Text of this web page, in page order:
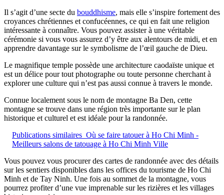
Il s’agit d’une secte du bouddhisme, mais elle s’inspire fortement des
croyances chrétiennes et confucéennes, ce qui en fait une religion
intéressante à connaître. Vous pouvez assister à une véritable
cérémonie si vous vous assurez d’y être aux alentours de midi, et en
apprendre davantage sur le symbolisme de l’œil gauche de Dieu.
Le magnifique temple possède une architecture caodaïste unique et
est un délice pour tout photographe ou toute personne cherchant à
explorer une culture qui n’est pas aussi connue à travers le monde.
Connue localement sous le nom de montagne Ba Den, cette
montagne se trouve dans une région très importante sur le plan
historique et culturel et est idéale pour la randonnée.
Publications similaires Où se faire tatouer à Ho Chi Minh -
Meilleurs salons de tatouage à Ho Chi Minh Ville
Vous pouvez vous procurer des cartes de randonnée avec des détails
sur les sentiers disponibles dans les offices du tourisme de Ho Chi
Minh et de Tay Ninh. Une fois au sommet de la montagne, vous
pourrez profiter d’une vue imprenable sur les rizières et les villages